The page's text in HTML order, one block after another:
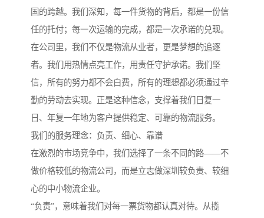
国的跨越。我们深知，每一件货物的背后，都是一份信
任的托付；每一次运输的完成，都是一次承诺的兑现。
在公司里，我们不仅是物流从业者，更是梦想的追逐
者。我们用热情点亮工作，用责任守护承诺。我们坚
信，所有的努力都不会白费，所有的理想都必须通过辛
勤的劳动去实现。正是这种信念，支撑着我们日复一
日、年复一年地为客户提供稳定、可靠的物流服务。
我们的服务理念：负责、细心、靠谱
在激烈的市场竞争中，我们选择了一条不同的路——不
做价格较低的物流公司，而是立志做深圳较负责、较细
心的中小物流企业。
“负责”，意味着我们对每一票货物都认真对待。从揽